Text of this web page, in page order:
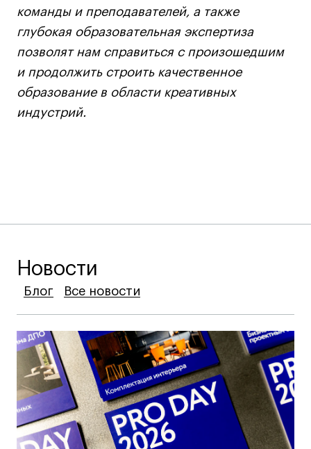
команды и преподавателей, а также
глубокая образовательная экспертиза
позволят нам справиться с произошедшим
и продолжить строить качественное
образование в области креативных
индустрий.
Новости
Блог
Блог
Блог Все новости
Все новости
Все новости